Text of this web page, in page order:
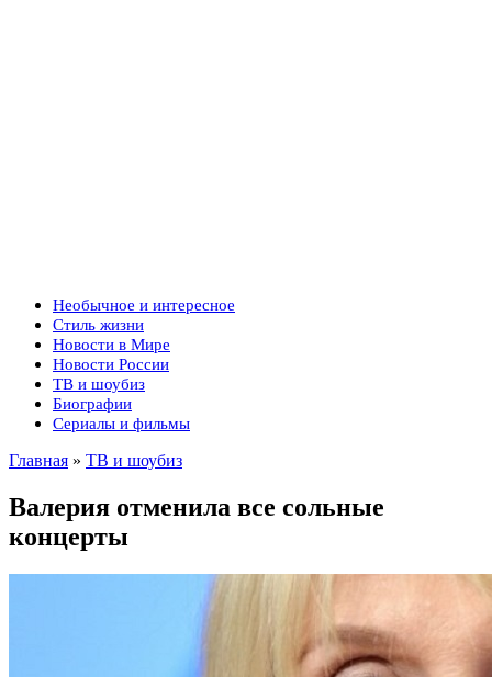
Необычное и интересное
Стиль жизни
Новости в Мире
Новости России
ТВ и шоубиз
Биографии
Сериалы и фильмы
Главная » ТВ и шоубиз
Валерия отменила все сольные
концерты